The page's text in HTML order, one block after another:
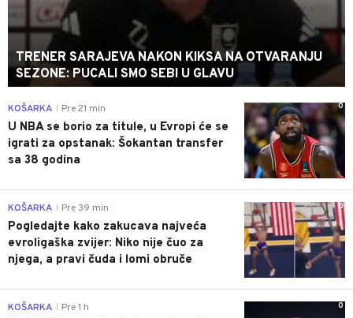
TRENER SARAJEVA NAKON KIKSA NA OTVARANJU
SEZONE: PUCALI SMO SEBI U GLAVU
0
KOŠARKA Pre 21 min
U NBA se borio za titule, u Evropi će se
igrati za opstanak: Šokantan transfer
sa 38 godina
0
KOŠARKA Pre 39 min
Pogledajte kako zakucava najveća
evroligaška zvijer: Niko nije čuo za
njega, a pravi čuda i lomi obruče
0
KOŠARKA Pre 1 h